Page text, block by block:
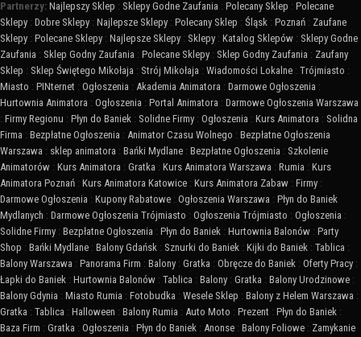
Partnerzy: Najlepszy Sklep : Sklepy Godne Zaufania : Polecany Sklep : Polecane
Sklepy : Dobre Sklepy : Najlepsze Sklepy : Polecany Sklep : Śląsk : Poznań : Zaufane
Sklepy : Polecane Sklepy : Najlepsze Sklepy : Sklepy : Katalog Sklepów : Sklepy Godne
Zaufania : Sklep Godny Zaufania : Polecane Sklepy : Sklep Godny Zaufania : Zaufany
Sklep : Sklep Świętego Mikołaja : Strój Mikołaja : Wiadomości Lokalne : Trójmiasto :
Miasto : PINternet : Ogłoszenia : Akademia Animatora : Darmowe Ogłoszenia :
Hurtownia Animatora : Ogłoszenia : Portal Animatora : Darmowe Ogłoszenia Warszawa
: Firmy Regionu : Płyn do Baniek : Solidne Firmy : Ogłoszenia : Kurs Animatora : Solidna
Firma : Bezpłatne Ogłoszenia : Animator Czasu Wolnego : Bezpłatne Ogłoszenia
Warszawa : sklep animatora : Bańki Mydlane : Bezpłatne Ogłoszenia : Szkolenie
Animatorów : Kurs Animatora : Gratka : Kurs Animatora Warszawa : Rumia : Kurs
Animatora Poznań : Kurs Animatora Katowice : Kurs Animatora Zabaw : Firmy :
Darmowe Ogłoszenia : Kupony Rabatowe : Ogłoszenia Warszawa : Płyn do Baniek
Mydlanych : Darmowe Ogłoszenia Trójmiasto : Ogłoszenia Trójmiasto : Ogłoszenia :
Solidne Firmy : Bezpłatne Ogłoszenia : Płyn do Baniek : Hurtownia Balonów : Party
Shop : Bańki Mydlane : Balony Gdańsk : Sznurki do Baniek : Kijki do Baniek : Tablica :
Balony Warszawa : Panorama Firm : Balony : Gratka : Obręcze do Baniek : Oferty Pracy :
Łapki do Baniek : Hurtownia Balonów : Tablica : Balony : Gratka : Balony Urodzinowe :
Balony Gdynia : Miasto Rumia : Fotobudka : Wesele Sklep : Balony z Helem Warszawa :
Gratka : Tablica : Halloween : Balony Rumia : Auto Moto : Prezent : Płyn do Baniek :
Baza Firm : Gratka : Ogłoszenia : Płyn do Baniek : Anonse : Balony Foliowe : Zamykanie